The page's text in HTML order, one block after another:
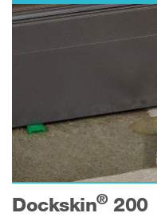
Dockskin® 200